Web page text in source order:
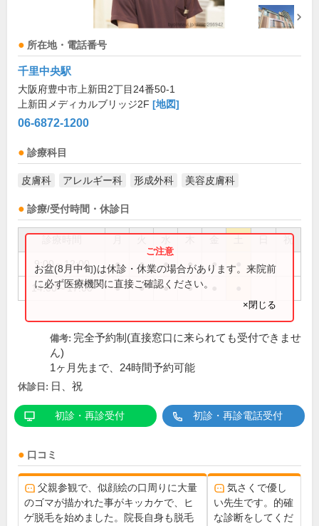
所在地・電話番号
千里中央駅
大阪府豊中市上新田2丁目24番50-1
上新田メディカルブリッジ2F [地図]
06-6872-1200
診療科目
皮膚科 アレルギー科 形成外科 美容皮膚科
診療/受付時間・休診日
祝
9:00～12:00 ● ● ● ● ●
14:00～17:00 ● ● ● ●
お盆(8月中旬)は休診・休業の場合があります。来院前
に必ず医療機関に直接ご確認ください。
×閉じる
備考: 完全予約制(直接窓口に来られても受付できませ
ん)
1ヶ月先まで、24時間予約可能
休診日: 日、祝
初診・再診受付 初診・再診電話受付
口コミ
父親参観で、似顔絵の口周りに大量
のゴマが描かれた事がキッカケで、ヒ
ゲ脱毛を始めました。院長自身も脱毛
気さくで優し
い先生です。的確
な診断をしてくだ